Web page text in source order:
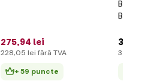
275,94 lei
228,05 lei fără TVA
+ 59 puncte
BFR
3 787
3 130